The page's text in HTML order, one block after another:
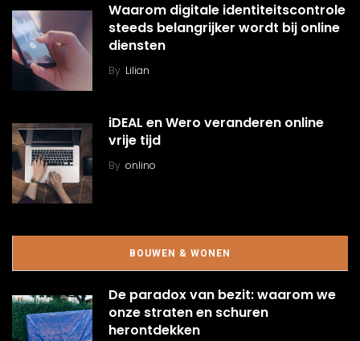
Waarom digitale identiteitscontrole
steeds belangrijker wordt bij online
diensten
By Lilian
iDEAL en Wero veranderen online
vrije tijd
By onlino
BOUWEN & WONEN
De paradox van bezit: waarom we
onze straten en schuren
herontdekken